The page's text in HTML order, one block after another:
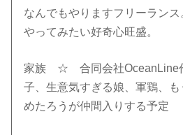
なんでもやりますフリーラン
やってみたい好奇心旺盛。
家族 ☆ 合同会社OceanLine
子、生意気すぎる娘、軍鶏、も
めたろうが仲間入りする予定